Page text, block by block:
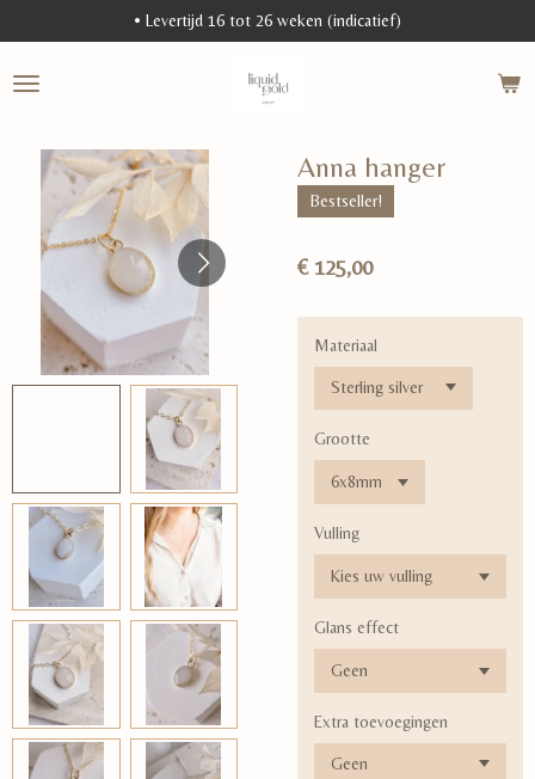
direct
naar
de
• Levertijd 16 tot 26 weken (indicatief)
Anna hanger
Bestseller!
€ 125,00
Materiaal
Grootte
Vulling
Glans effect
Extra toevoegingen